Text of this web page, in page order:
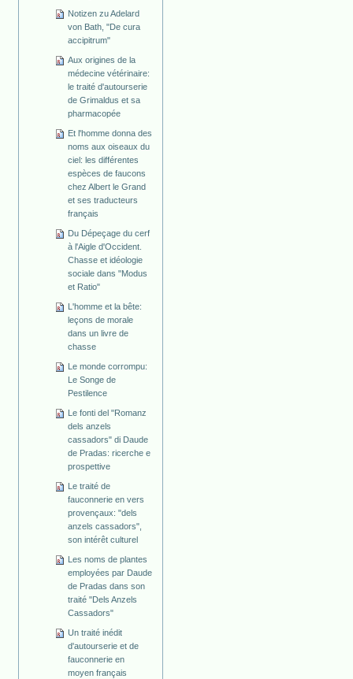
Notizen zu Adelard
von Bath, "De cura
accipitrum"
Aux origines de la
médecine vétérinaire:
le traité d'autourserie
de Grimaldus et sa
pharmacopée
Et l'homme donna des
noms aux oiseaux du
ciel: les différentes
espèces de faucons
chez Albert le Grand
et ses traducteurs
français
Du Dépeçage du cerf
à l'Aigle d'Occident.
Chasse et idéologie
sociale dans "Modus
et Ratio"
L'homme et la bête:
leçons de morale
dans un livre de
chasse
Le monde corrompu:
Le Songe de
Pestilence
Le fonti del "Romanz
dels anzels
cassadors" di Daude
de Pradas: ricerche e
prospettive
Le traité de
fauconnerie en vers
provençaux: "dels
anzels cassadors",
son intérêt culturel
Les noms de plantes
employées par Daude
de Pradas dans son
traité "Dels Anzels
Cassadors"
Un traité inédit
d'autourserie et de
fauconnerie en
moyen français